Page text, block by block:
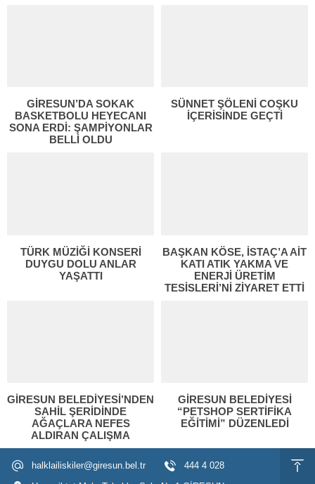
GİRESUN’DA SOKAK
BASKETBOLU HEYECANI
SONA ERDİ: ŞAMPİYONLAR
BELLİ OLDU
SÜNNET ŞÖLENİ COŞKU
İÇERİSİNDE GEÇTİ
TÜRK MÜZİĞİ KONSERİ
DUYGU DOLU ANLAR
YAŞATTI
BAŞKAN KÖSE, İSTAÇ’A AİT
KATI ATIK YAKMA VE
ENERJİ ÜRETİM
TESİSLERİ’Nİ ZİYARET ETTİ
GİRESUN BELEDİYESİ’NDEN
SAHİL ŞERİDİNDE
AĞAÇLARA NEFES
ALDIRAN ÇALIŞMA
GİRESUN BELEDİYESİ
“PETSHOP SERTİFİKA
EĞİTİMİ” DÜZENLEDİ
halklailiskiler@giresun.bel.tr
444 4 028